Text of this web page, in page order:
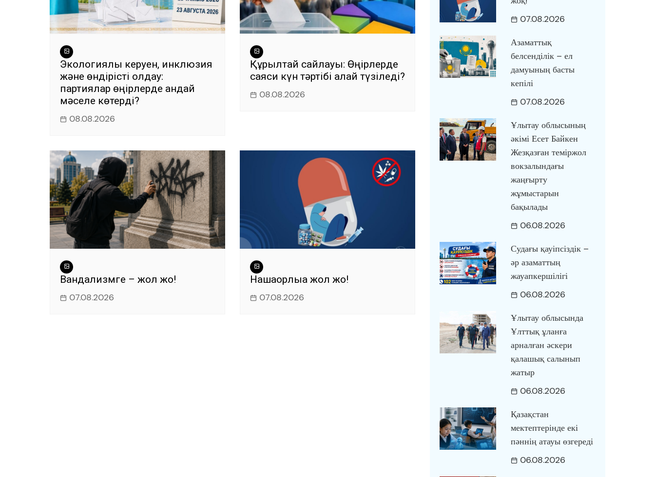
Экологиялық керуен, инклюзия
және өндірісті қолдау:
партиялар өңірлерде қандай
мәселе көтерді?
08.08.2026
Құрылтай сайлауы: Өңірлерде
саяси күн тәртібі қалай түзіледі?
08.08.2026
Вандализмге – жол жоқ!
07.08.2026
Нашақорлыққа жол жоқ!
07.08.2026
07.08.2026
Азаматтық
белсенділік – ел
дамуының басты
кепілі
07.08.2026
Ұлытау облысының
әкімі Есет Байкен
Жезқазған теміржол
вокзалындағы
жаңғырту
жұмыстарын
бақылады
06.08.2026
Судағы қауіпсіздік –
әр азаматтың
жауапкершілігі
06.08.2026
Ұлытау облысында
Ұлттық ұланға
арналған әскери
қалашық салынып
жатыр
06.08.2026
Қазақстан
мектептерінде екі
пәннің атауы өзгереді
06.08.2026